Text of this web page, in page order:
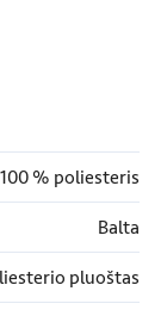
% poliesteris
Balta
pluoštas